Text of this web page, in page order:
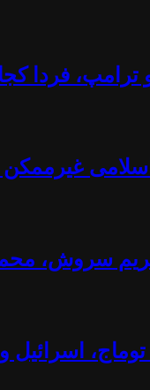
ترامپ، فردا
سروش،
توماج،